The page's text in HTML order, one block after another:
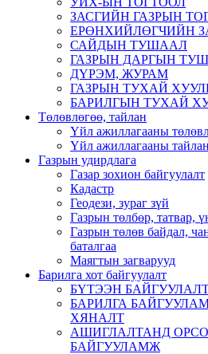
ЗАСГИЙН ГАЗРЫН
ЕРӨНХИЙЛӨГЧИЙН
САЙДЫН ТУШААЛ
ГАЗРЫН ДАРГЫН
ДҮРЭМ, ЖУРАМ
ГАЗРЫН ТУХАЙ
БАРИЛГЫН ТУХАЙ
Төлөвлөгөө, тайлан
Үйл ажиллагааны
Үйл ажиллагааны тайлан
Газрын удирдлага
Газар зохион байгуулалт
Кадастр
Геодези, зураг зүй
Газрын төлбөр, татвар,
Газрын төлөв байдал,
баталгаа
Маягтын загварууд
Барилга хот байгуулалт
БҮТЭЭН
БАРИЛГА
ХЯНАЛТ
АШИГЛАЛТАНД
БАЙГУУЛАМЖ